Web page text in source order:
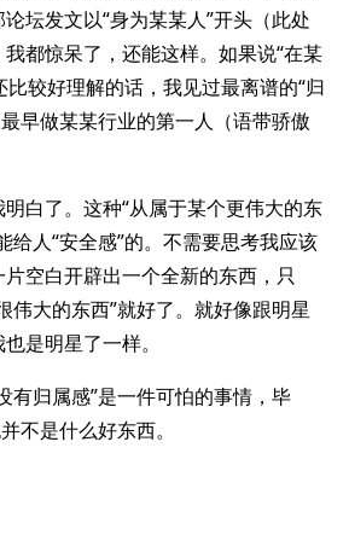
坛发文以“身为某某人”开头（此处
都惊呆了，还能这样。如果说“在某
较好理解的话，我见过最离谱的“归
早做某某行业的第一人（语带骄傲
白了。这种“从属于某个更伟大的东
给人“安全感”的。不需要思考我应该
空白开辟出一个全新的东西，只
伟大的东西”就好了。就好像跟明星
是明星了一样。
有归属感”是一件可怕的事情，毕
不是什么好东西。